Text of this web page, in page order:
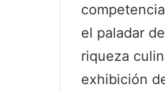
el paladar
riqueza
exhibición